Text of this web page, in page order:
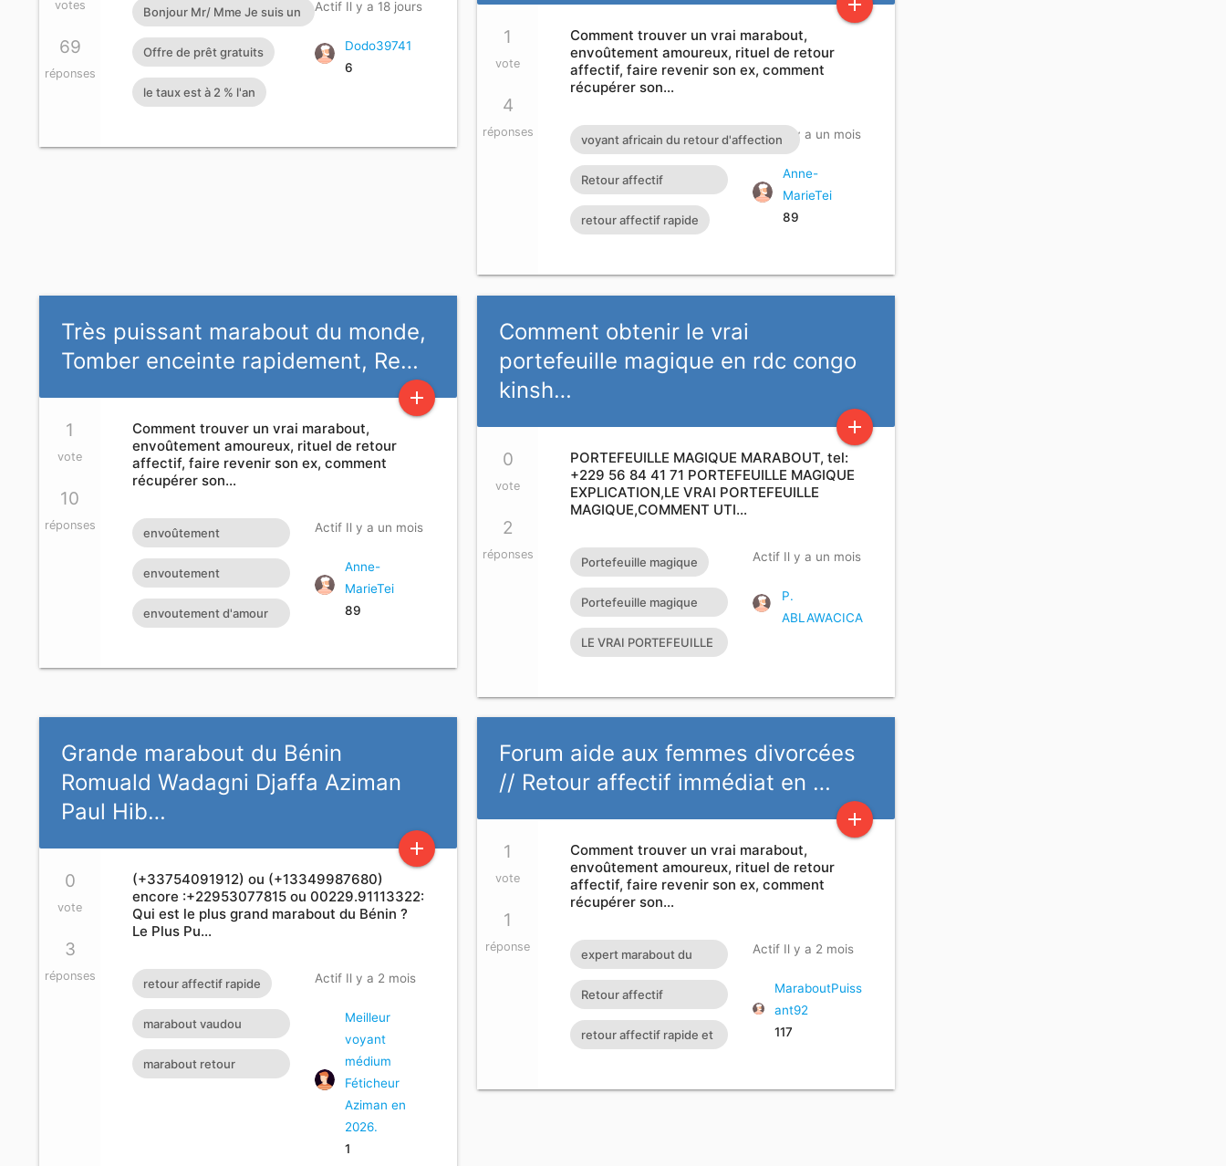
votes
69
réponses
Bonjour Mr/ Mme Je suis un
particulier Français honnête
opérateur économique.
J'octroie de crédits prêts
particuliers à court moyens
et long terme allant de
euros Pas sérieux peut
s'abstenir s'il vous plaît
contactez-moi via
Offre de prêt gratuits
le taux est à 2 % l'an
Actif Il y a 18 jours
Dodo39741
6
add
1
vote
4
réponses
Comment trouver un vrai marabout,
envoûtement amoureux, rituel de retour
affectif, faire revenir son ex, comment
récupérer son…
voyant africain du retour d'affection
faire revenir son ex comment tomber
enceinte rapidement Retour affectif
immédiat Comment trouver un vrai
CONTACT SUR WHATSAPP : +233
57 651 4924
Retour affectif
amoureux immédiat
gratuit Rituel retour
retour affectif rapide
Actif Il y a un mois
Anne-
MarieTei
89
Très puissant marabout du monde,
Tomber enceinte rapidement, Re…
add
1
vote
10
réponses
Comment trouver un vrai marabout,
envoûtement amoureux, rituel de retour
affectif, faire revenir son ex, comment
récupérer son…
envoûtement
amoureux
envoutement
amoureux rapide
envoutement d'amour
Actif Il y a un mois
Anne-
MarieTei
89
Comment obtenir le vrai
portefeuille magique en rdc congo
kinsh…
add
0
vote
2
réponses
PORTEFEUILLE MAGIQUE MARABOUT, tel:
+229 56 84 41 71 PORTEFEUILLE MAGIQUE
EXPLICATION,LE VRAI PORTEFEUILLE
MAGIQUE,COMMENT UTI…
Portefeuille magique
Portefeuille magique
rapide
LE VRAI PORTEFEUILLE
Actif Il y a un mois
P.
ABLAWACICA
Grande marabout du Bénin
Romuald Wadagni Djaffa Aziman
Paul Hib…
add
0
vote
3
réponses
(+33754091912) ou (+13349987680)
encore :+22953077815 ou 00229.91113322:
Qui est le plus grand marabout du Bénin ?
Le Plus Pu…
retour affectif rapide
marabout vaudou
retour affectif retour
affectif sérieux retour d
marabout retour
Actif Il y a 2 mois
Meilleur
voyant
médium
Féticheur
Aziman en
2026.
1
Forum aide aux femmes divorcées
// Retour affectif immédiat en …
add
1
vote
1
réponse
Comment trouver un vrai marabout,
envoûtement amoureux, rituel de retour
affectif, faire revenir son ex, comment
récupérer son…
expert marabout du
retour d'affection
Retour affectif
amoureux immédiat
gratuit Rituel retour
retour affectif rapide et
Actif Il y a 2 mois
MaraboutPuiss
ant92
117